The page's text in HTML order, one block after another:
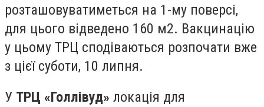
розташовуватиметься на 1-му поверсі,
для цього відведено 160 м2. Вакцинацію
у цьому ТРЦ сподіваються розпочати вже
з цієї суботи, 10 липня.
У ТРЦ «Голлівуд» локація для